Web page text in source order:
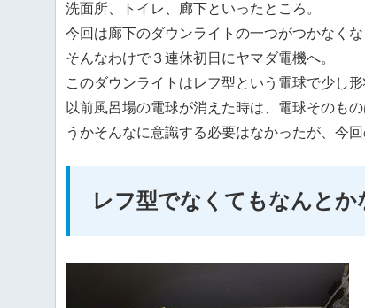
洗面所、トイレ、廊下といったところ。
今回は廊下のダウンライトの一つがつかなくな
そんなわけで３連休初日にヤマダ電機へ。
このダウンライトはレフ型という電球で少し形
以前風呂場の電球が消えた時は、電球そのも
うかそんなに意識する必要はなかったが、今
レフ型でなくてもなんとか